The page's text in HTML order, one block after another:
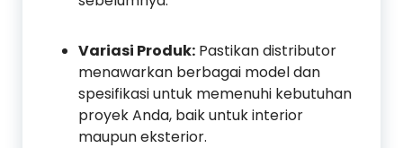
Variasi Produk: Pastikan distributor
menawarkan berbagai model dan
spesifikasi untuk memenuhi kebutuhan
proyek Anda, baik untuk interior
maupun eksterior.